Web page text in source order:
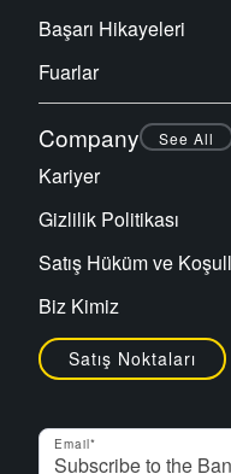
Başarı Hikayeleri
Fuarlar
Company See All
Kariyer
Gizlilik Politikası
Satış Hüküm ve
Biz Kimiz
Satış Noktaları
Email